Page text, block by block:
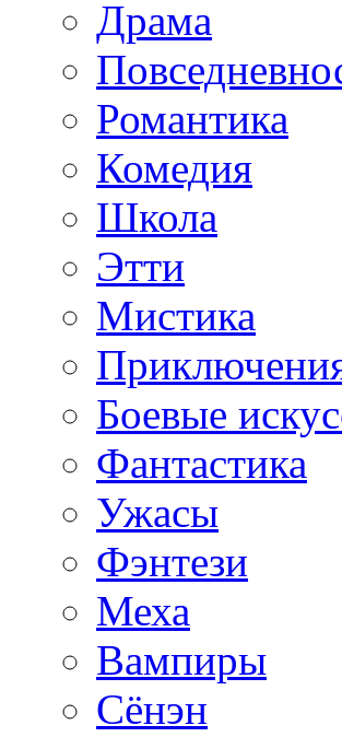
Драма
Романтика
Комедия
Школа
Этти
Мистика
Боевые
Фантастика
Ужасы
Фэнтези
Меха
Вампиры
Сёнэн